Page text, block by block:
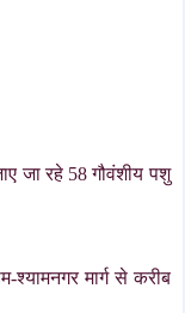
जा रहे 58 गौवंशीय पशु
श्यामनगर मार्ग से करीब